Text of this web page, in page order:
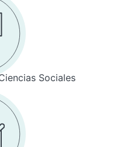
Sociales